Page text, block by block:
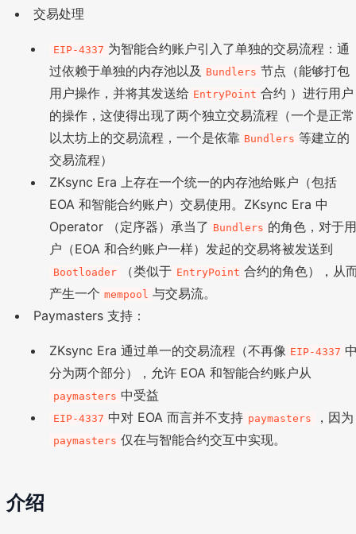
交易处理
EIP-4337 为智能合约账户引入了单独的交易流程：通
过依赖于单独的内存池以及 Bundlers 节点（能够打包
用户操作，并将其发送给 EntryPoint 合约 ）进行用户
的操作，这使得出现了两个独立交易流程（一个是正常
以太坊上的交易流程，一个是依靠 Bundlers 等建立的
交易流程）
ZKsync Era 上存在一个统一的内存池给账户（包括
EOA 和智能合约账户）交易使用。ZKsync Era 中
Operator （定序器）承当了 Bundlers 的角色，对于
户（EOA 和合约账户一样）发起的交易将被发送到
Bootloader （类似于 EntryPoint 合约的角色），从
产生一个 mempool 与交易流。
Paymasters 支持：
ZKsync Era 通过单一的交易流程（不再像 EIP-4337
分为两个部分），允许 EOA 和智能合约账户从
paymasters 中受益
EIP-4337 中对 EOA 而言并不支持 paymasters ，因为
paymasters 仅在与智能合约交互中实现。
介绍